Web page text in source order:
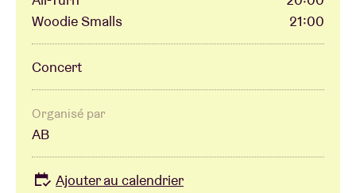
À propos de l'AB
Contact
Woodie Smalls
21:00
Concert
Organisé par
AB
Ajouter au calendrier